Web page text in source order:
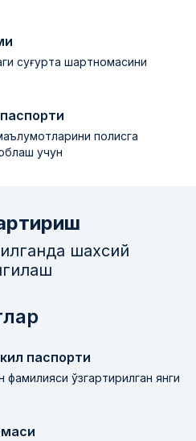
суғурта шартномасини
полисга
учун
шахсий
паспорти
ўзгартирилган янги